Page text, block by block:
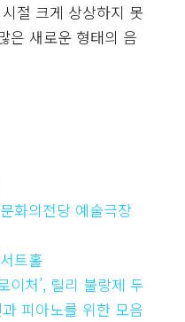
절 크게 상상하지 못
은 새로운 형태의 음
화의전당 예술극장
트홀
이처’, 릴리 불랑제 두
피아노를 위한 모음